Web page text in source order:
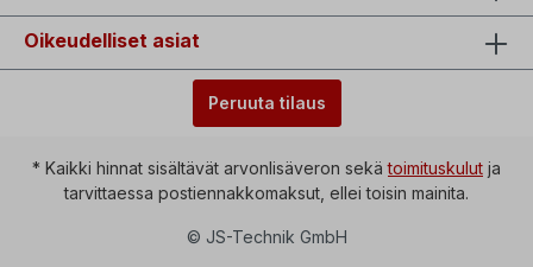
Oikeudelliset asiat
Peruuta tilaus
* Kaikki hinnat sisältävät arvonlisäveron sekätoimituskulut ja
tarvittaessa postiennakkomaksut, ellei toisin mainita.
© JS-Technik GmbH